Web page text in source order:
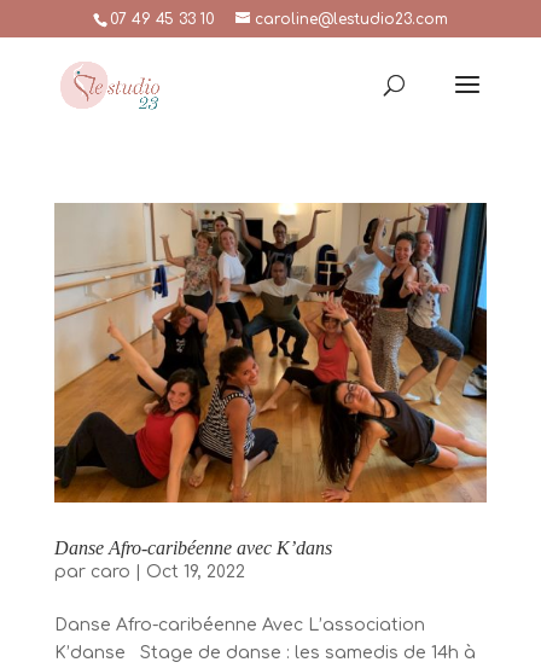
07 49 45 33 10 caroline@lestudio23.com
Danse Afro-caribéenne avec K’dans
par caro Oct 19, 2022
Danse Afro-caribéenne Avec L’association
K’danse Stage de danse : les samedis de 14h à